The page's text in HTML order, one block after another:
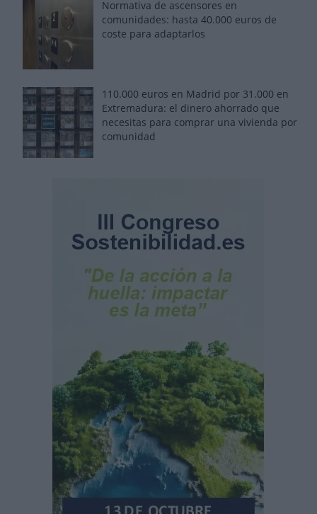
Normativa de ascensores en
comunidades: hasta 40.000 euros de
coste para adaptarlos
110.000 euros en Madrid por 31.000 en
Extremadura: el dinero ahorrado que
necesitas para comprar una vivienda por
comunidad